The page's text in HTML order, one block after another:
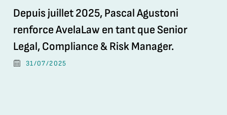
Depuis juillet 2025, Pascal Agustoni
renforce AvelaLaw en tant que Senior
Legal, Compliance & Risk Manager.
31/07/2025